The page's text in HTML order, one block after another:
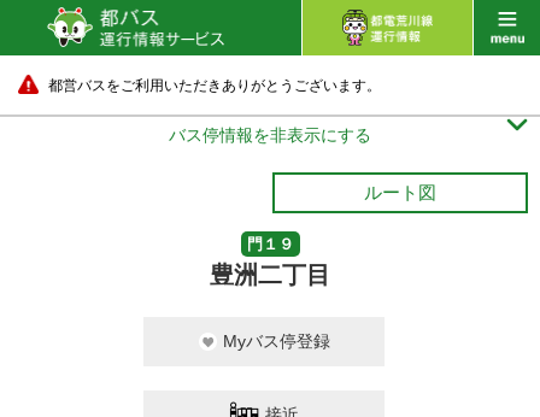
都営バスをご利用いただきありがとうございます。
バス停情報を非表示にする 
ルート図
門１９
豊洲二丁目
Myバス停登録